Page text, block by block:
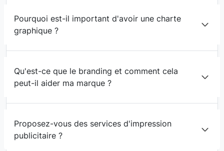
Pourquoi est-il important d'avoir une charte
graphique ?
Qu'est-ce que le branding et comment cela
peut-il aider ma marque ?
Proposez-vous des services d'impression
publicitaire ?